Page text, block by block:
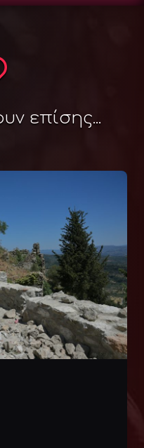
επίσης...